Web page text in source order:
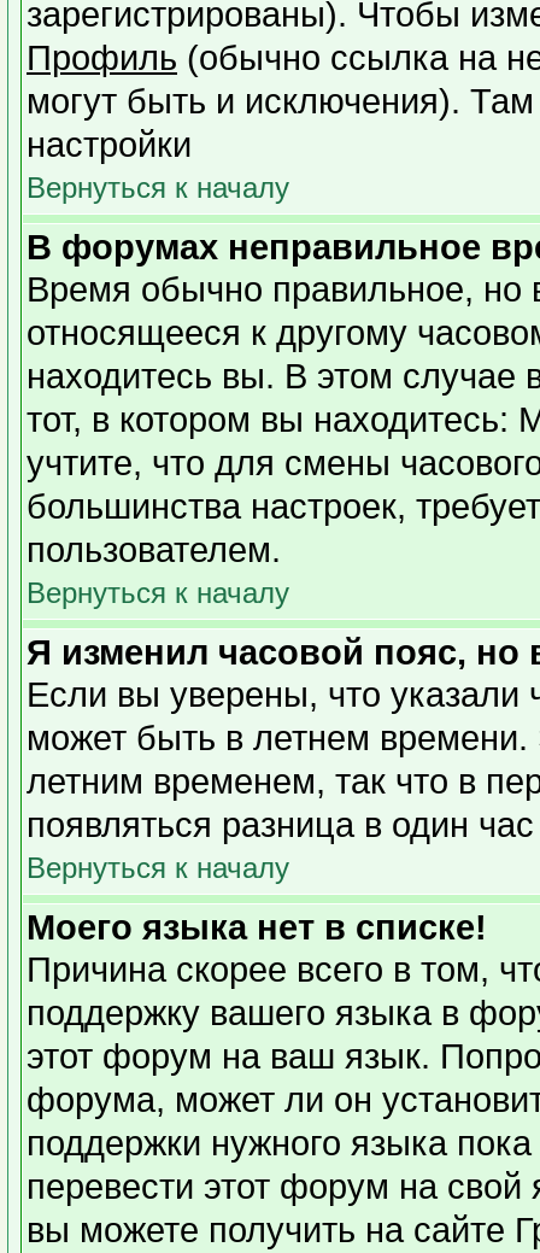
зарегистрированы). Чтобы
Профиль (обычно ссылка на
могут быть и исключения).
настройки
Вернуться к началу
В форумах неправильное
Время обычно правильное, но
относящееся к другому
находитесь вы. В этом случае
тот, в котором вы находитесь:
учтите, что для смены
большинства настроек,
пользователем.
Вернуться к началу
Я изменил часовой пояс, но
Если вы уверены, что указали
может быть в летнем
летним временем, так что в
появляться разница в один
Вернуться к началу
Моего языка нет в списке!
Причина скорее всего в том,
поддержку вашего языка в
этот форум на ваш язык.
форума, может ли он
поддержки нужного языка
перевести этот форум на
вы можете получить на сайте